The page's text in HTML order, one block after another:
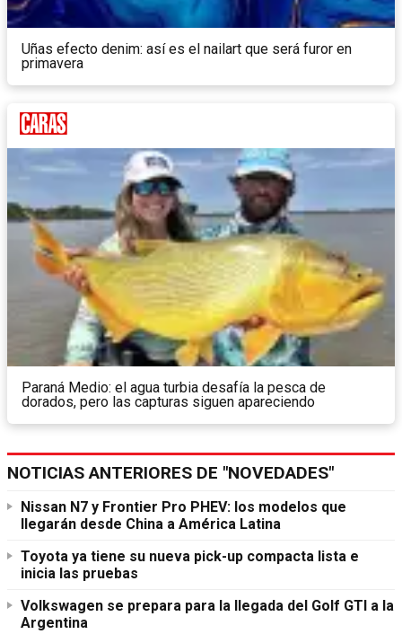
Uñas efecto denim: así es el nailart que será furor en
primavera
Paraná Medio: el agua turbia desafía la pesca de
dorados, pero las capturas siguen apareciendo
NOTICIAS ANTERIORES DE "NOVEDADES"
Nissan N7 y Frontier Pro PHEV: los modelos que
llegarán desde China a América Latina
Toyota ya tiene su nueva pick-up compacta lista e
inicia las pruebas
Volkswagen se prepara para la llegada del Golf GTI a la
Argentina